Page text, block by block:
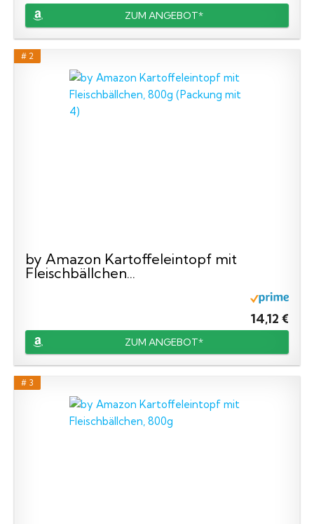
ZUM ANGEBOT*
# 2
by Amazon Kartoffeleintopf mit
Fleischbällchen...
14,12 €
ZUM ANGEBOT*
# 3